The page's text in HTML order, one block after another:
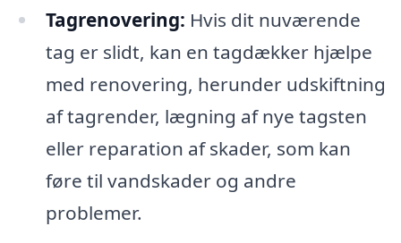
Tagrenovering: Hvis dit nuværende
tag er slidt, kan en tagdækker hjælpe
med renovering, herunder udskiftning
af tagrender, lægning af nye tagsten
eller reparation af skader, som kan
føre til vandskader og andre
problemer.